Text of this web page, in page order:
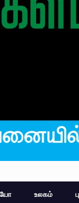
உலகம்